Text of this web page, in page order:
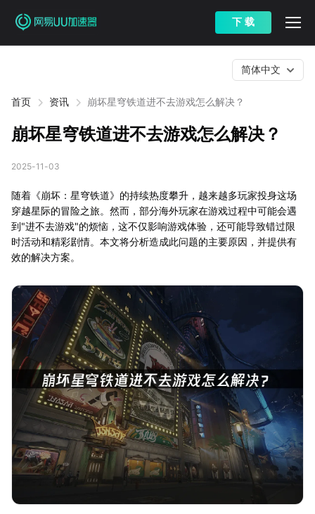
下 载
首页 资讯 崩坏星穹铁道进不去游戏怎么解决？
简体中文
崩坏星穹铁道进不去游戏怎么解决？
2025-11-03
随着《崩坏：星穹铁道》的持续热度攀升，越来越多玩家投身这场
穿越星际的冒险之旅。然而，部分海外玩家在游戏过程中可能会遇
到"进不去游戏"的烦恼，这不仅影响游戏体验，还可能导致错过限
时活动和精彩剧情。本文将分析造成此问题的主要原因，并提供有
效的解决方案。